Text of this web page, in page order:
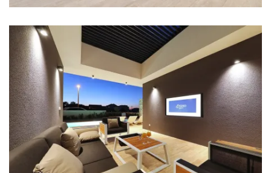
Herd
Kühlschrank
Mikrowelle
Wasserkocher
Toaster